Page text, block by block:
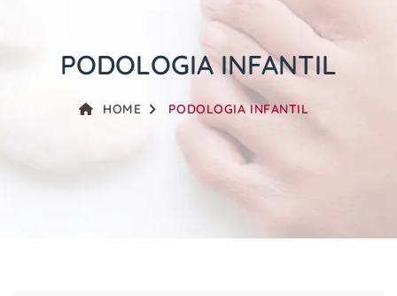
PODOLOGIA INFANTIL
HOME PODOLOGIA INFANTIL